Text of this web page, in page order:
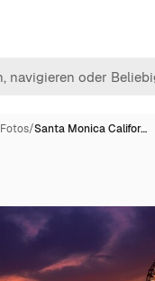
Fotos/Santa Monica Califor…